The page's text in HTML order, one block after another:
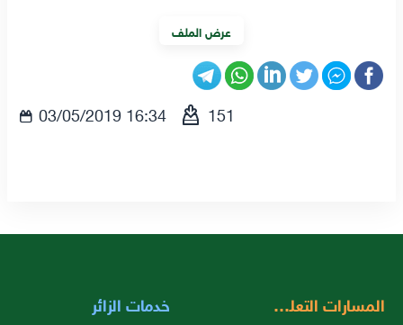
عرض الملف
03/05/2019 16:34 151
المسارات التعليمية خدمات الزائر